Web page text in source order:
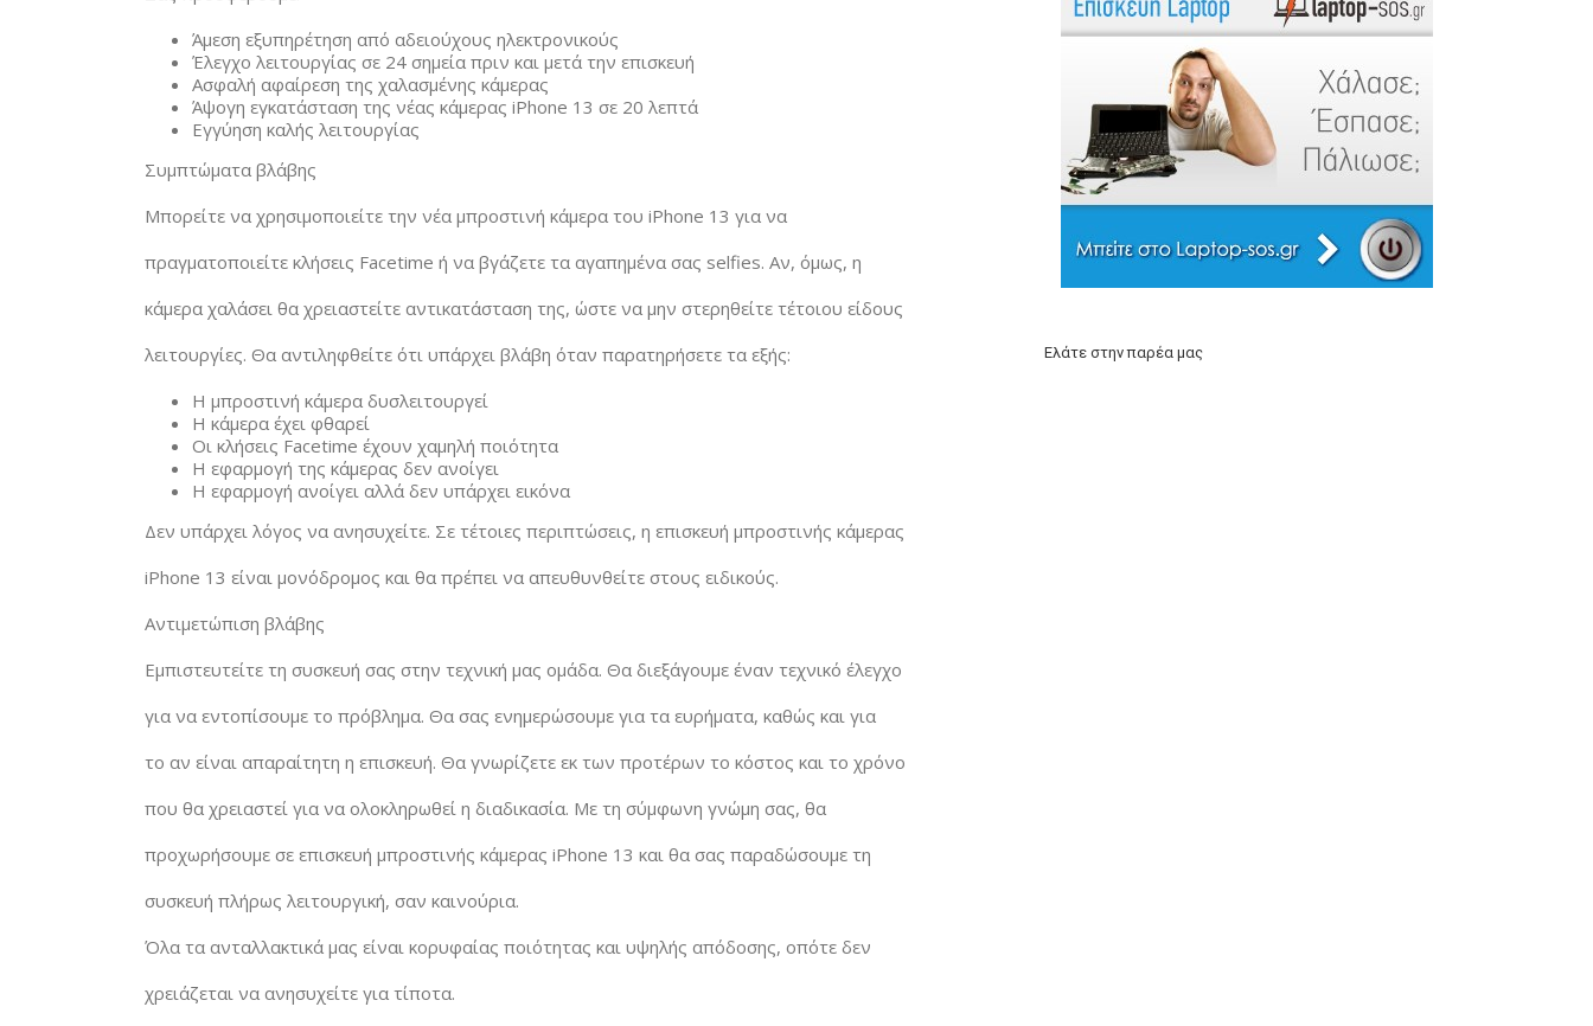
Άμεση εξυπηρέτηση από αδειούχους ηλεκτρονικούς
Έλεγχο λειτουργίας σε 24 σημεία πριν και μετά την επισκευή
Ασφαλή αφαίρεση της χαλασμένης κάμερας
Άψογη εγκατάσταση της νέας κάμερας iPhone 13 σε 20 λεπτά
Εγγύηση καλής λειτουργίας
Συμπτώματα βλάβης
Μπορείτε να χρησιμοποιείτε την νέα μπροστινή κάμερα του iPhone 13 για να
πραγματοποιείτε κλήσεις Facetime ή να βγάζετε τα αγαπημένα σας selfies. Αν, όμως, η
κάμερα χαλάσει θα χρειαστείτε αντικατάσταση της, ώστε να μην στερηθείτε τέτοιου είδους
λειτουργίες. Θα αντιληφθείτε ότι υπάρχει βλάβη όταν παρατηρήσετε τα εξής:
Η μπροστινή κάμερα δυσλειτουργεί
Η κάμερα έχει φθαρεί
Οι κλήσεις Facetime έχουν χαμηλή ποιότητα
Η εφαρμογή της κάμερας δεν ανοίγει
Η εφαρμογή ανοίγει αλλά δεν υπάρχει εικόνα
Δεν υπάρχει λόγος να ανησυχείτε. Σε τέτοιες περιπτώσεις, η επισκευή μπροστινής κάμερας
iPhone 13 είναι μονόδρομος και θα πρέπει να απευθυνθείτε στους ειδικούς.
Αντιμετώπιση βλάβης
Εμπιστευτείτε τη συσκευή σας στην τεχνική μας ομάδα. Θα διεξάγουμε έναν τεχνικό έλεγχο
για να εντοπίσουμε το πρόβλημα. Θα σας ενημερώσουμε για τα ευρήματα, καθώς και για
το αν είναι απαραίτητη η επισκευή. Θα γνωρίζετε εκ των προτέρων το κόστος και το χρόνο
που θα χρειαστεί για να ολοκληρωθεί η διαδικασία. Με τη σύμφωνη γνώμη σας, θα
προχωρήσουμε σε επισκευή μπροστινής κάμερας iPhone 13 και θα σας παραδώσουμε τη
συσκευή πλήρως λειτουργική, σαν καινούρια.
Όλα τα ανταλλακτικά μας είναι κορυφαίας ποιότητας και υψηλής απόδοσης, οπότε δεν
χρειάζεται να ανησυχείτε για τίποτα.
Ελάτε στην παρέα μας